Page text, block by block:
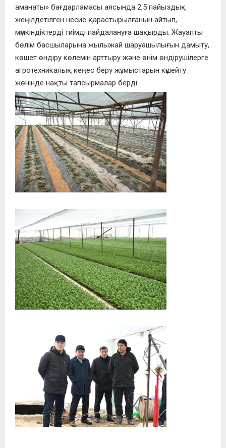
аманаты» бағдарламасы аясында 2,5 пайыздық
жеңілдетілген несие қарастырылғанын айтып,
мүмкіндіктерді тиімді пайдалануға шақырды. Жауапты
бөлім басшыларына жылыжай шаруашылығын дамыту,
көшет өндіру көлемін арттыру және өнім өндірушілерге
агротехникалық кеңес беру жұмыстарын күшейту
жөнінде нақты тапсырмалар берді.